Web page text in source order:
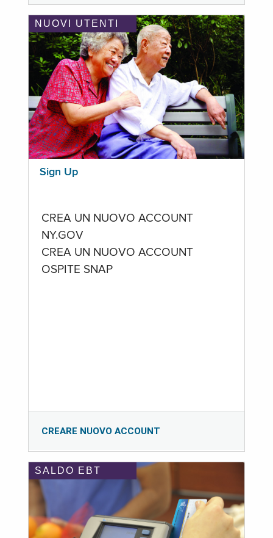
NUOVI UTENTI
Sign Up
CREA UN NUOVO ACCOUNT
NY.GOV
CREA UN NUOVO ACCOUNT
OSPITE SNAP
CREARE NUOVO ACCOUNT
SALDO EBT